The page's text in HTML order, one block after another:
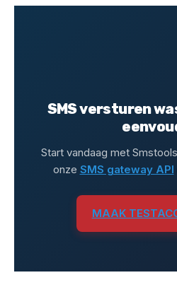
SMS versturen
Start vandaag met
onze SMS gateway API
MAAK